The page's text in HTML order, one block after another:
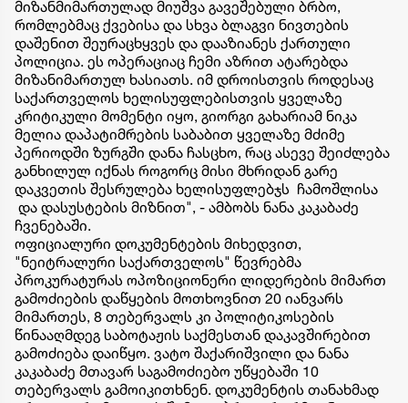
მიზანმიმართულად მიუშვა გავეშებული ბრბო,
რომლებმაც ქვებისა და სხვა ბლაგვი ნივთების
დაშენით შეურაცხყვეს და დააზიანეს ქართული
პოლიცია. ეს ოპერაციაც ჩემი აზრით ატარებდა
მიზანიმართულ ხასიათს. იმ დროისთვის როდესაც
საქართველოს ხელისუფლებისთვის ყველაზე
კრიტიკული მომენტი იყო, გიორგი გახარიამ ნიკა
მელია დაპატიმრების საბაბით ყველაზე მძიმე
პერიოდში ზურგში დანა ჩასცხო, რაც ასევე შეიძლება
განხილულ იქნას როგორც მისი მხრიდან გარე
დაკვეთის შესრულება ხელისუფლებჯს ჩამოშლისა
და დასუსტების მიზნით", - ამბობს ნანა კაკაბაძე
ჩვენებაში.
ოფიციალური დოკუმენტების მიხედვით,
"ნეიტრალური საქართველოს" წევრებმა
პროკურატურას ოპოზიციონერი ლიდერების მიმართ
გამოძიების დაწყების მოთხოვნით 20 იანვარს
მიმართეს, 8 თებერვალს კი პოლიტიკოსების
წინააღმდეგ საბოტაჟის საქმესთან დაკავშირებით
გამოძიება დაიწყო. ვატო შაქარიშვილი და ნანა
კაკაბაძე მთავარ საგამოძიებო უწყებაში 10
თებერვალს გამოიკითხნენ. დოკუმენტის თანახმად